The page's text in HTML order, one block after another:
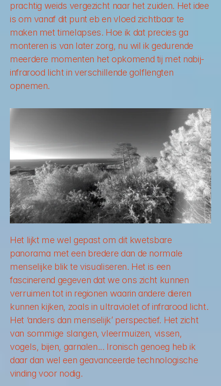
prachtig weids vergezicht naar het zuiden. Het idee
is om vanaf dit punt eb en vloed zichtbaar te
maken met timelapses. Hoe ik dat precies ga
monteren is van later zorg, nu wil ik gedurende
meerdere momenten het opkomend tij met nabij-
infrarood licht in verschillende golflengten
opnemen.
Het lijkt me wel gepast om dit kwetsbare
panorama met een bredere dan de normale
menselijke blik te visualiseren. Het is een
fascinerend gegeven dat we ons zicht kunnen
verruimen tot in regionen waarin andere dieren
kunnen kijken, zoals in ultraviolet of infrarood licht.
Het ‘anders dan menselijk’ perspectief. Het zicht
van sommige slangen, vleermuizen, vissen,
vogels, bijen, garnalen... Ironisch genoeg heb ik
daar dan wel een geavanceerde technologische
vinding voor nodig.